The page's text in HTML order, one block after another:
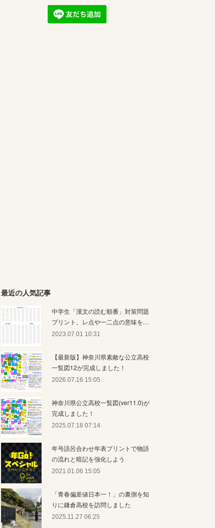
最近の人気記事
中学生「漢文の読む順番」対策問題
プリント。レ点や一二点の意味を…
2023.07.01 10:31
【最新版】神奈川県素敵な公立高校
一覧図12が完成しました！
2026.07.16 15:05
神奈川県公立高校一覧図(ver11.0)が
完成しました！
2025.07.18 07:14
年号語呂合わせ年表プリントで物語
の流れと暗記を強化しよう
2021.01.06 15:05
「青春偏差値日本一！」の裏側を知
りに鎌倉高校を訪問しました
2025.11.27 06:25